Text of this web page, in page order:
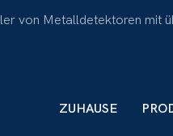
von Metalldetektoren mit
ZUHAUSE